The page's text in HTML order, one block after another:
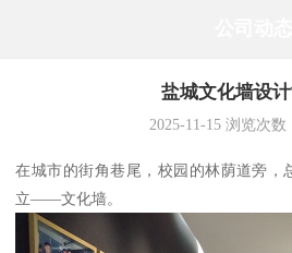
盐城文化墙设
2025-11-15浏览次数
在城市的街角巷尾，校园的林荫道旁，
立——文化墙。